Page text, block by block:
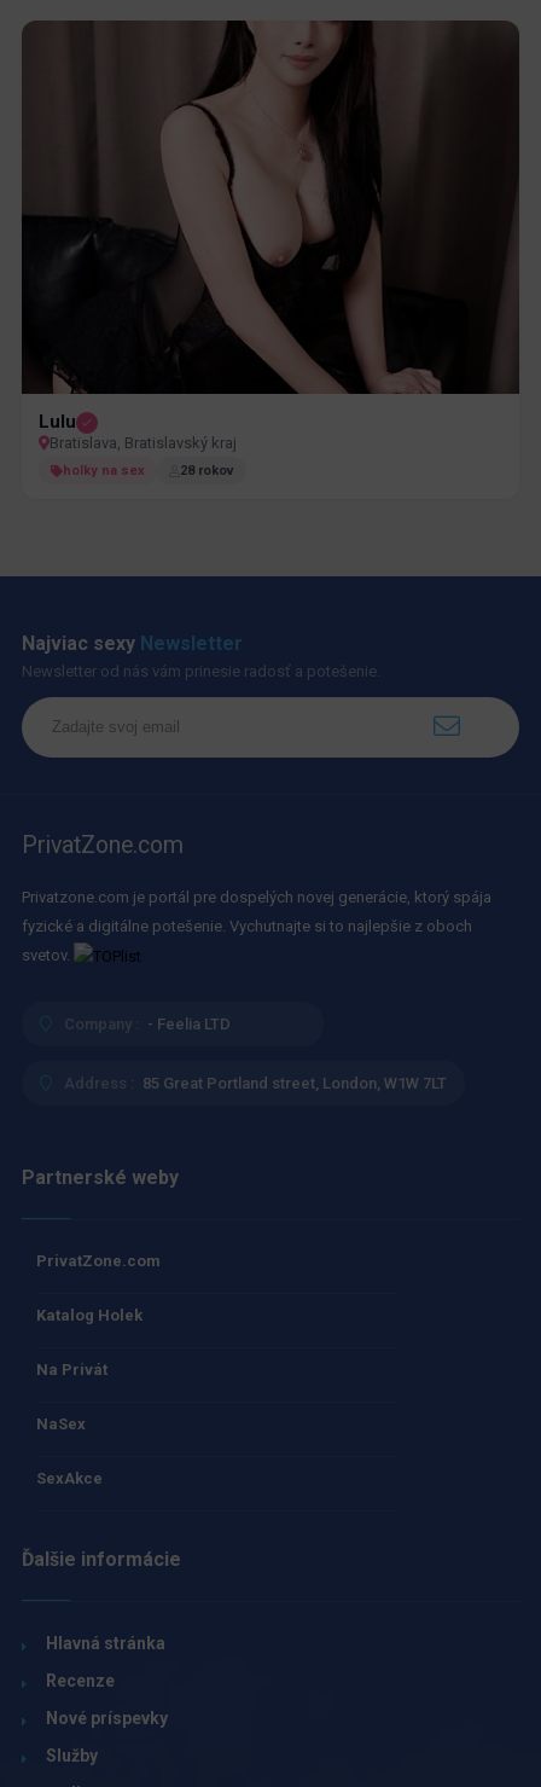
Lulu
Bratislava, Bratislavský kraj
holky na sex 28 rokov
Najviac sexy Newsletter
Newsletter od nás vám prinesie radosť a potešenie.
PrivatZone.com
Privatzone.com je portál pre dospelých novej generácie, ktorý spája
fyzické a digitálne potešenie. Vychutnajte si to najlepšie z oboch
svetov.
Company : - Feelia LTD
Address : 85 Great Portland street, London, W1W 7LT
Partnerské weby
PrivatZone.com
Katalog Holek
Na Privát
NaSex
SexAkce
Ďalšie informácie
Hlavná stránka
Recenze
Nové príspevky
Služby